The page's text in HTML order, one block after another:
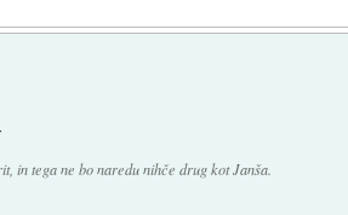
in tega ne bo naredu nihče drug kot Janša.